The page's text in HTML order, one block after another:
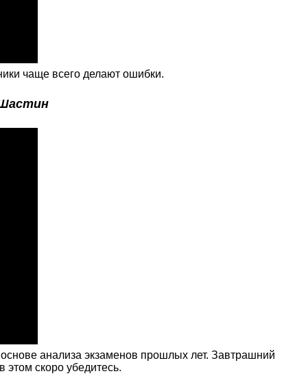
чаще всего делают ошибки.
анализа экзаменов прошлых лет. Завтрашний
скоро убедитесь.